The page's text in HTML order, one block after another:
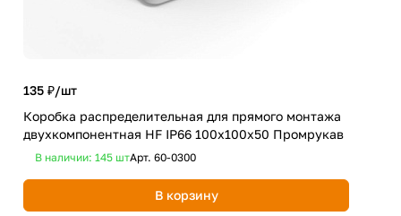
135 ₽/шт
Коробка распределительная для прямого монтажа
двухкомпонентная HF IP66 100х100х50 Промрукав
В наличии: 145 штАрт. 60-0300
В корзину